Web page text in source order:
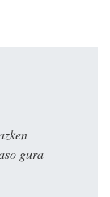
gura